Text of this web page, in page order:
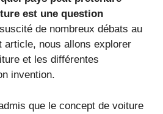
est une question
de nombreux débats au
article, nous allons explorer
et les différentes
invention.
que le concept de voiture